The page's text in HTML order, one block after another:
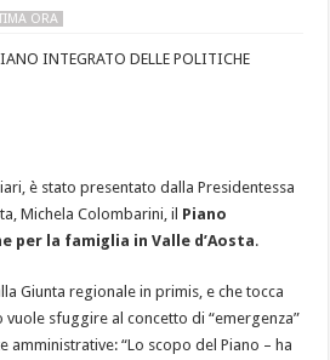
ORA
INTEGRATO DELLE POLITICHE
è stato presentato dalla Presidentessa
Michela Colombarini, il Piano
la famiglia in Valle d’Aosta.
Giunta regionale in primis, e che tocca
sfuggire al concetto di “emergenza”
amministrative: “Lo scopo del Piano – ha